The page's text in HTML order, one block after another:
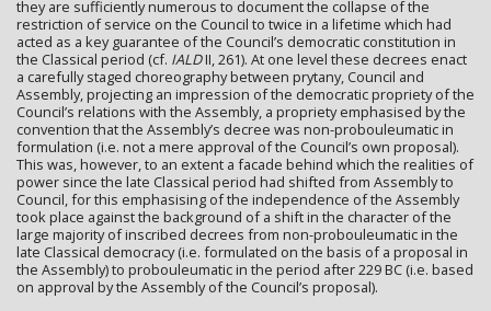
they are sufficiently numerous to document the collapse of the
restriction of service on the Council to twice in a lifetime which had
acted as a key guarantee of the Council’s democratic constitution in
the Classical period (cf. IALDII, 261). At one level these decrees enact
a carefully staged choreography between prytany, Council and
Assembly, projecting an impression of the democratic propriety of the
Council’s relations with the Assembly, a propriety emphasised by the
convention that the Assembly’s decree was non-probouleumatic in
formulation (i.e. not a mere approval of the Council’s own proposal).
This was, however, to an extent a facade behind which the realities of
power since the late Classical period had shifted from Assembly to
Council, for this emphasising of the independence of the Assembly
took place against the background of a shift in the character of the
large majority of inscribed decrees from non-probouleumatic in the
late Classical democracy (i.e. formulated on the basis of a proposal in
the Assembly) to probouleumatic in the period after 229 BC (i.e. based
on approval by the Assembly of the Council’s proposal).